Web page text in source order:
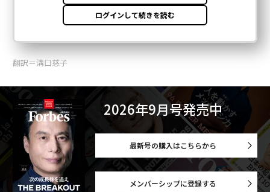
翻訳＝溝口慈子
2026年9月号発売中
最新号の購入はこちらから
メンバーシップに登録する